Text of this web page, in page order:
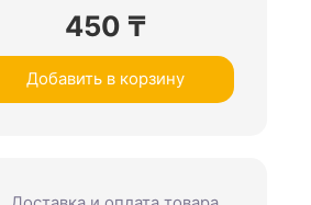
450 ₸
Добавить в корзину